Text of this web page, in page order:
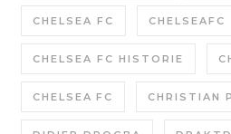
CHELSEA FC CHELSEAFC
CHELSEA FC HISTORIE
CHELSEA FC CHRISTIAN